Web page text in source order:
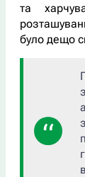
та
було дещо